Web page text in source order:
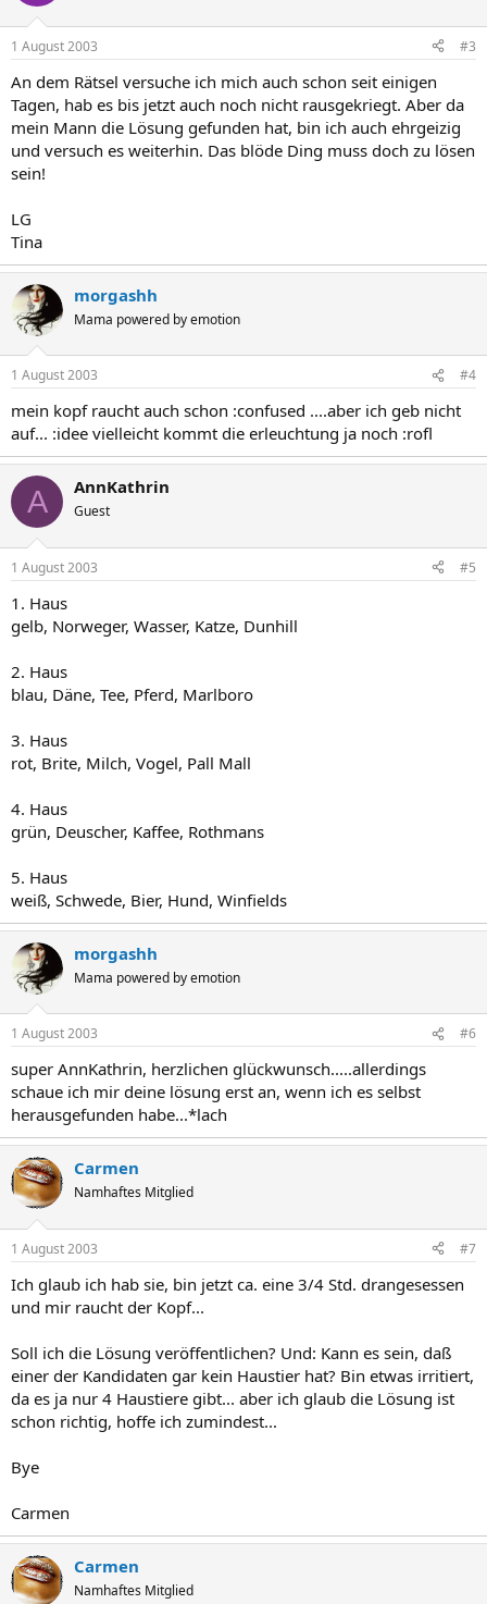
1 August 2003 #3
An dem Rätsel versuche ich mich auch schon seit einigen
Tagen, hab es bis jetzt auch noch nicht rausgekriegt. Aber da
mein Mann die Lösung gefunden hat, bin ich auch ehrgeizig
und versuch es weiterhin. Das blöde Ding muss doch zu lösen
sein!
LG
Tina
morgashh
Mama powered by emotion
1 August 2003 #4
mein kopf raucht auch schon :confused ....aber ich geb nicht
auf... :idee vielleicht kommt die erleuchtung ja noch :rofl
A AnnKathrin
Guest
1 August 2003 #5
1. Haus
gelb, Norweger, Wasser, Katze, Dunhill
2. Haus
blau, Däne, Tee, Pferd, Marlboro
3. Haus
rot, Brite, Milch, Vogel, Pall Mall
4. Haus
grün, Deuscher, Kaffee, Rothmans
5. Haus
weiß, Schwede, Bier, Hund, Winfields
morgashh
Mama powered by emotion
1 August 2003 #6
super AnnKathrin, herzlichen glückwunsch.....allerdings
schaue ich mir deine lösung erst an, wenn ich es selbst
herausgefunden habe...*lach
Carmen
Namhaftes Mitglied
1 August 2003 #7
Ich glaub ich hab sie, bin jetzt ca. eine 3/4 Std. drangesessen
und mir raucht der Kopf...
Soll ich die Lösung veröffentlichen? Und: Kann es sein, daß
einer der Kandidaten gar kein Haustier hat? Bin etwas irritiert,
da es ja nur 4 Haustiere gibt... aber ich glaub die Lösung ist
schon richtig, hoffe ich zumindest...
Bye
Carmen
Carmen
Namhaftes Mitglied